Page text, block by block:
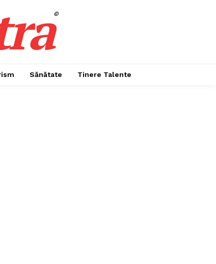
©
Sănătate Tinere Talente